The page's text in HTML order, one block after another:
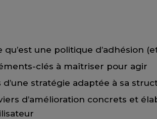
une politique d’adhésion
clés à maîtriser pour agir
d’une stratégie adaptée à sa
d’amélioration concrets et